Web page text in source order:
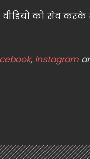
को सेव
, Instagram